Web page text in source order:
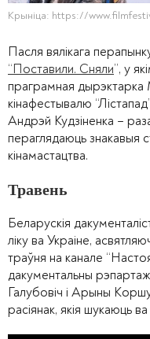
Крыніца: https://
Пасля вялікага
“Поставили. Сняли”, у
праграмная дырэктарка
кінафестывалю
Андрэй Кудзіненка –
пераглядаюць знакавыя
кінамастацтва.
Травень
Беларускія
ліку ва Украіне,
траўня на канале
дакументальны рэпартаж
Галубовіч і Арыны
расіянак, якія шукаюць